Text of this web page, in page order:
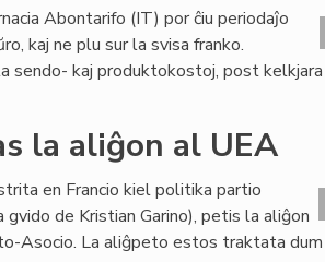
Abontarifo (IT) por ĉiu periodaĵo
kaj ne plu sur la svisa franko.
sendo- kaj produktokostoj, post
la aliĝon al UEA
en Francio kiel politika partio
de Kristian Garino), petis la aliĝon
Asocio. La aliĝpeto estos traktata